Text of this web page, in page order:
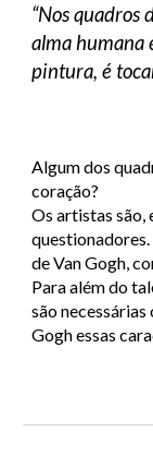
“Nos quadros
alma humana
pintura, é
Algum dos
coração?
Os artistas são,
de Van Gogh,
Para além do
são
Gogh essas